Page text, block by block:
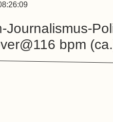
Journalismus-
bpm